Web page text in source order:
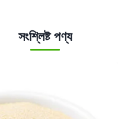
সংশ্লিষ্ট পণ্য